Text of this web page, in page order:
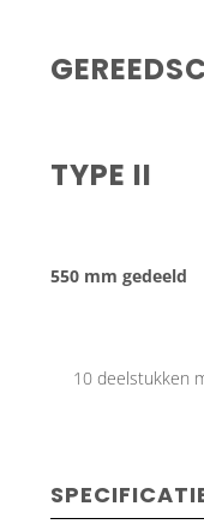
TYPE II
550 mm gedeeld
10 deelstukken